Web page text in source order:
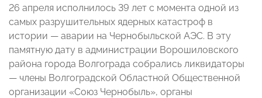
26 апреля исполнилось 39 лет с момента одной из
самых разрушительных ядерных катастроф в
истории — аварии на Чернобыльской АЭС. В эту
памятную дату в администрации Ворошиловского
района города Волгограда собрались ликвидаторы
— члены Волгоградской Областной Общественной
организации «Союз Чернобыль», органы